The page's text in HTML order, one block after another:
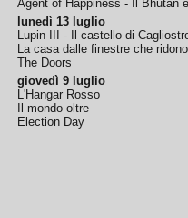
Agent of Happiness - Il Bhutan
lunedì 13 luglio
Lupin III - Il castello di
La casa dalle finestre che ridono
The Doors
giovedì 9 luglio
L'Hangar Rosso
Il mondo oltre
Election Day